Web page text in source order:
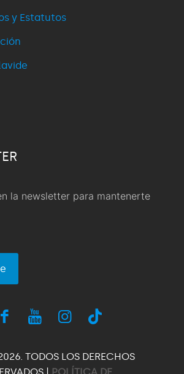
y Estatutos
la newsletter para mantenerte
TODOS LOS DERECHOS